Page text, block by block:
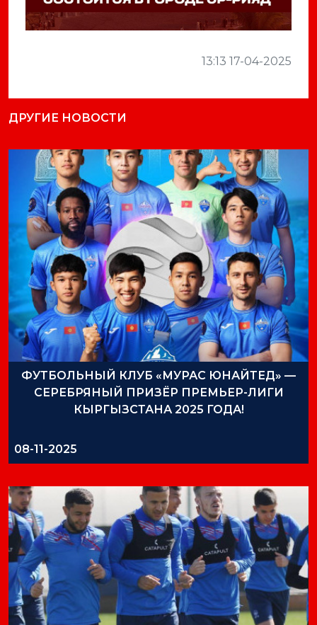
13:13 17-04-2025
ДРУГИЕ НОВОСТИ
ФУТБОЛЬНЫЙ КЛУБ «МУРАС ЮНАЙТЕД» —
СЕРЕБРЯНЫЙ ПРИЗЁР ПРЕМЬЕР-ЛИГИ
КЫРГЫЗСТАНА 2025 ГОДА!
08-11-2025